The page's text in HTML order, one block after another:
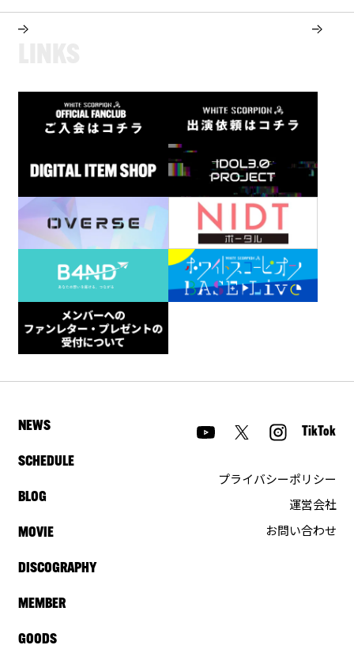
NEWS
SCHEDULE
BLOG
MOVIE
DISCOGRAPHY
MEMBER
GOODS
TikTok
プライバシーポリシー
運営会社
お問い合わせ